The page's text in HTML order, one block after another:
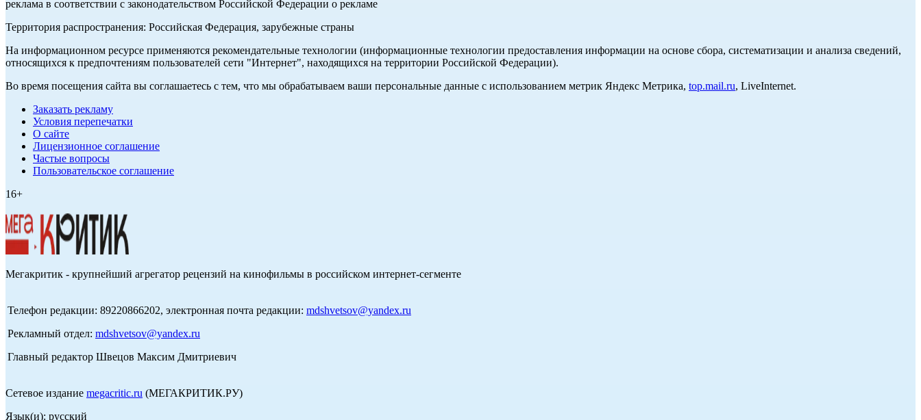
реклама в соответствии с законодательством Российской Федерации о рекламе
Территория распространения: Российская Федерация, зарубежные страны
На информационном ресурсе применяются рекомендательные технологии (информационные технологии предоставления информации на основе сбора, систематизации и анализа сведений,
относящихся к предпочтениям пользователей сети "Интернет", находящихся на территории Российской Федерации).
Во время посещения сайта вы соглашаетесь с тем, что мы обрабатываем ваши персональные данные с использованием метрик Яндекс Метрика, top.mail.ru, LiveInternet.
Заказать рекламу
Условия перепечатки
О сайте
Лицензионное соглашение
Частые вопросы
Пользовательское соглашение
16+
Мегакритик - крупнейший агрегатор рецензий на кинофильмы в российском интернет-сегменте
Телефон редакции: 89220866202, электронная почта редакции: mdshvetsov@yandex.ru
Рекламный отдел: mdshvetsov@yandex.ru
Главный редактор Швецов Максим Дмитриевич
Сетевое издание megacritic.ru (МЕГАКРИТИК.РУ)
Язык(и): русский